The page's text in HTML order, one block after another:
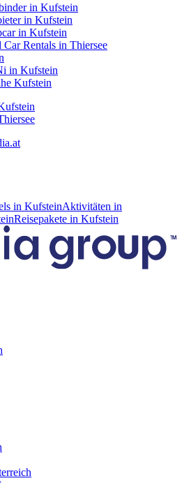
in Kufstein
in Kufstein
in Kufstein
Rentals in Thiersee
in Kufstein
Kufstein
in KufsteinAktivitäten in
Reisepakete in Kufstein